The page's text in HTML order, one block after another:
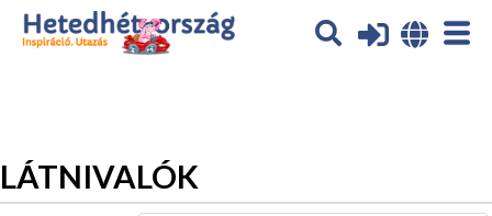
Az oldal sütiket (cookies) használ. További tájékoztatás itt:
Adatvédelmi tájékoztató
LÁTNIVALÓK